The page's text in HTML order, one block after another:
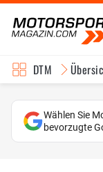
DTM
Wählen Sie
bevorzugte